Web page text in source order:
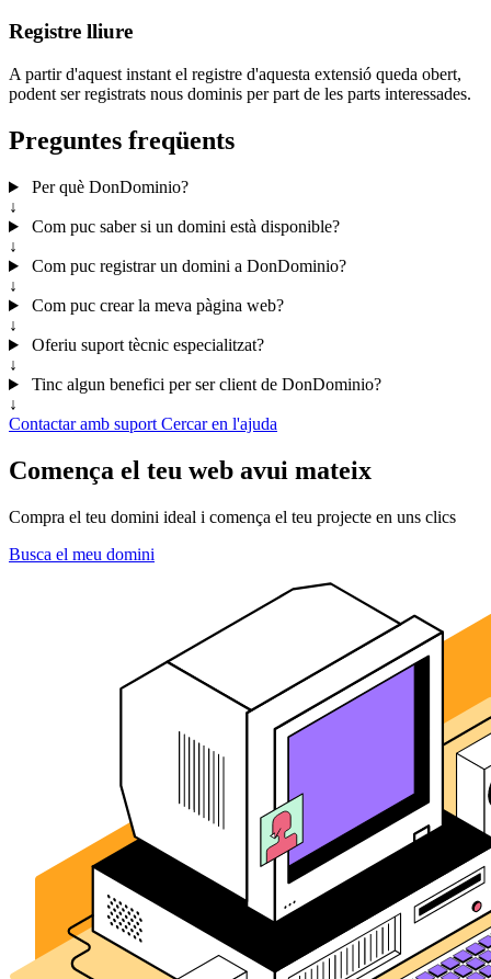
Registre lliure
A partir d'aquest instant el registre d'aquesta extensió queda obert,
podent ser registrats nous dominis per part de les parts interessades.
Preguntes freqüents
Per què DonDominio?
↓
Com puc saber si un domini està disponible?
↓
Com puc registrar un domini a DonDominio?
↓
Com puc crear la meva pàgina web?
↓
Oferiu suport tècnic especialitzat?
↓
Tinc algun benefici per ser client de DonDominio?
↓
Contactar amb suport Cercar en l'ajuda
Comença el teu web avui mateix
Compra el teu domini ideal i comença el teu projecte en uns clics
Busca el meu domini